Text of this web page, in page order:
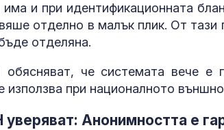
и при идентификационната
отделно в малък плик. От тази
отделяна.
че системата вече е
използва при националното
Анонимността е